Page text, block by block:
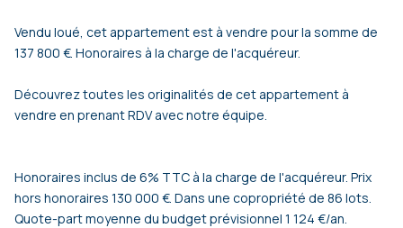
Vendu loué, cet appartement est à vendre pour la somme de
137 800 €. Honoraires à la charge de l'acquéreur.
Découvrez toutes les originalités de cet appartement à
vendre en prenant RDV avec notre équipe.
Honoraires inclus de 6% TTC à la charge de l'acquéreur. Prix
hors honoraires 130 000 €. Dans une copropriété de 86 lots.
Quote-part moyenne du budget prévisionnel 1 124 €/an.